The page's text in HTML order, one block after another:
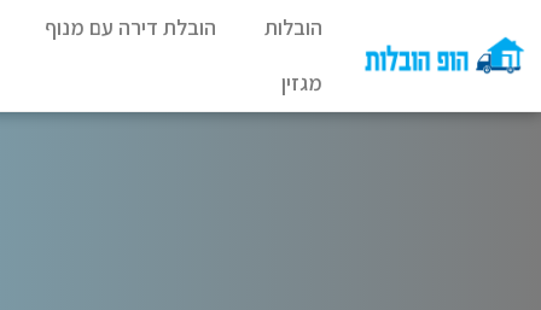
הובלות
הובלת דירה עם מנוף
מגזין